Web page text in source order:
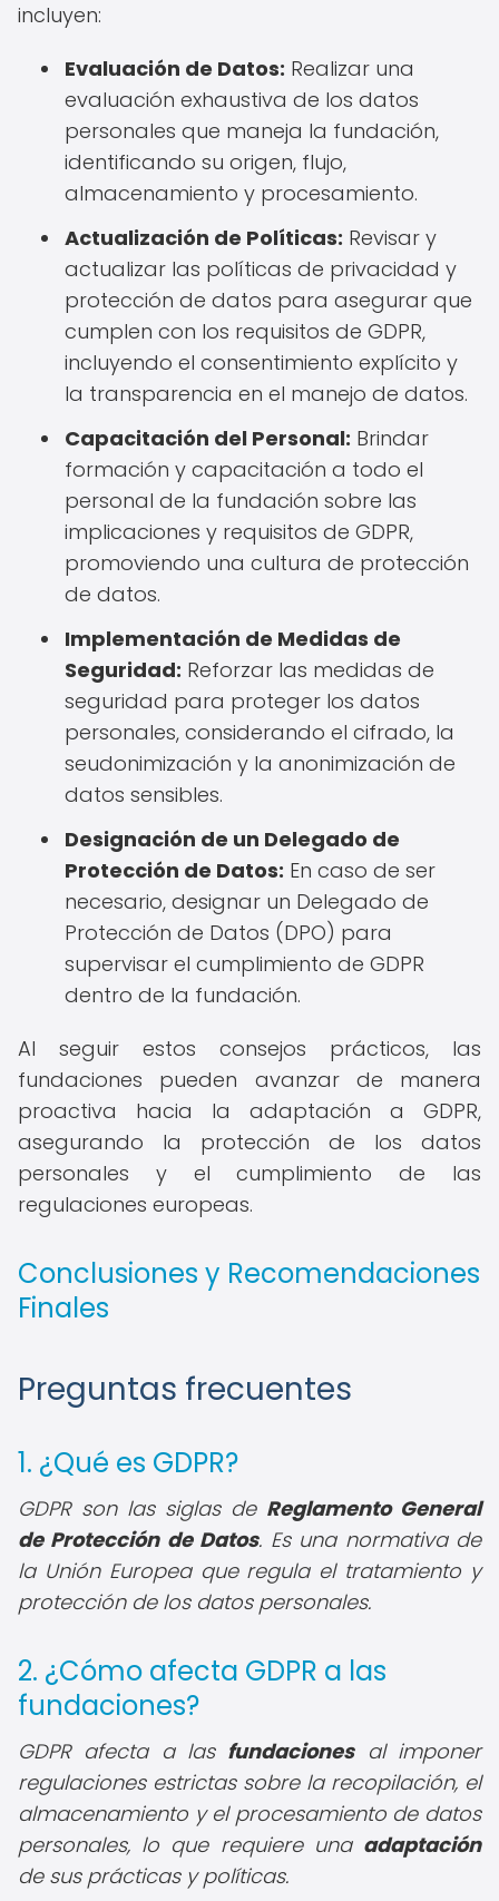
incluyen:
Evaluación de Datos: Realizar una
evaluación exhaustiva de los datos
personales que maneja la fundación,
identificando su origen, flujo,
almacenamiento y procesamiento.
Actualización de Políticas: Revisar y
actualizar las políticas de privacidad y
protección de datos para asegurar que
cumplen con los requisitos de GDPR,
incluyendo el consentimiento explícito y
la transparencia en el manejo de datos.
Capacitación del Personal: Brindar
formación y capacitación a todo el
personal de la fundación sobre las
implicaciones y requisitos de GDPR,
promoviendo una cultura de protección
de datos.
Implementación de Medidas de
Seguridad: Reforzar las medidas de
seguridad para proteger los datos
personales, considerando el cifrado, la
seudonimización y la anonimización de
datos sensibles.
Designación de un Delegado de
Protección de Datos: En caso de ser
necesario, designar un Delegado de
Protección de Datos (DPO) para
supervisar el cumplimiento de GDPR
dentro de la fundación.
Al seguir estos consejos prácticos, las
fundaciones pueden avanzar de manera
proactiva hacia la adaptación a GDPR,
asegurando la protección de los datos
personales y el cumplimiento de las
regulaciones europeas.
Conclusiones y Recomendaciones
Finales
Preguntas frecuentes
1. ¿Qué es GDPR?
GDPR son las siglas de Reglamento General
de Protección de Datos. Es una normativa de
la Unión Europea que regula el tratamiento y
protección de los datos personales.
2. ¿Cómo afecta GDPR a las
fundaciones?
GDPR afecta a las fundacionesal imponer
regulaciones estrictas sobre la recopilación, el
almacenamiento y el procesamiento de datos
personales, lo que requiere una adaptación
de sus prácticas y políticas.